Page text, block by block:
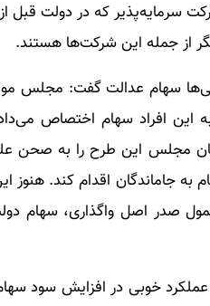
این منابع می‌تواند به ۱۱ شرکت
از جمله این شرکت‌ها هستند.
سهام عدالت گفت: مجلس
مجلس این طرح را به صحن
صدر اصل واگذاری، سهام